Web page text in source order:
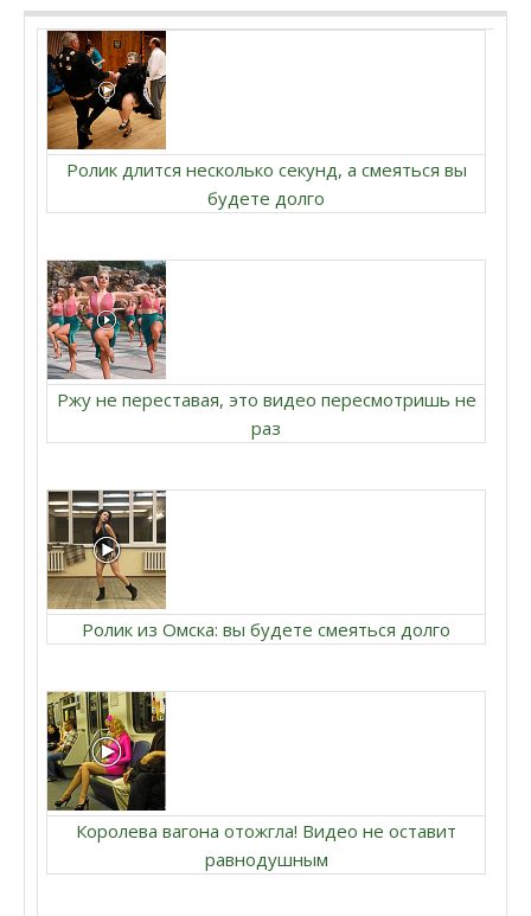
Ролик длится несколько секунд, а смеяться вы
будете долго
Ржу не переставая, это видео пересмотришь не
раз
Ролик из Омска: вы будете смеяться долго
Королева вагона отожгла! Видео не оставит
равнодушным